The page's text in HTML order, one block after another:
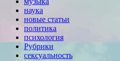
наука
новые статьи
политика
психология
Рубрики
сексуальность